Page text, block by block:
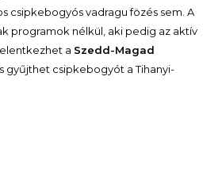
csipkebogyós vadragu fözés sem. A
programok nélkül, aki pedig az aktív
a Szedd-Magad
gyűjthet csipkebogyót a Tihanyi-